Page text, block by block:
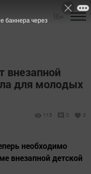
внезапной
для молодых
115 0 0
необходимо
внезапной детской
баннера через